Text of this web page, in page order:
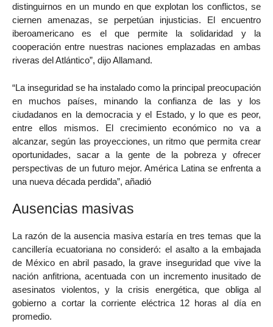
distinguirnos en un mundo en que explotan los conflictos, se
ciernen amenazas, se perpetúan injusticias. El encuentro
iberoamericano es el que permite la solidaridad y la
cooperación entre nuestras naciones emplazadas en ambas
riveras del Atlántico”, dijo Allamand.
“La inseguridad se ha instalado como la principal preocupación
en muchos países, minando la confianza de las y los
ciudadanos en la democracia y el Estado, y lo que es peor,
entre ellos mismos. El crecimiento económico no va a
alcanzar, según las proyecciones, un ritmo que permita crear
oportunidades, sacar a la gente de la pobreza y ofrecer
perspectivas de un futuro mejor. América Latina se enfrenta a
una nueva década perdida”, añadió
Ausencias masivas
La razón de la ausencia masiva estaría en tres temas que la
cancillería ecuatoriana no consideró: el asalto a la embajada
de México en abril pasado, la grave inseguridad que vive la
nación anfitriona, acentuada con un incremento inusitado de
asesinatos violentos, y la crisis energética, que obliga al
gobierno a cortar la corriente eléctrica 12 horas al día en
promedio.